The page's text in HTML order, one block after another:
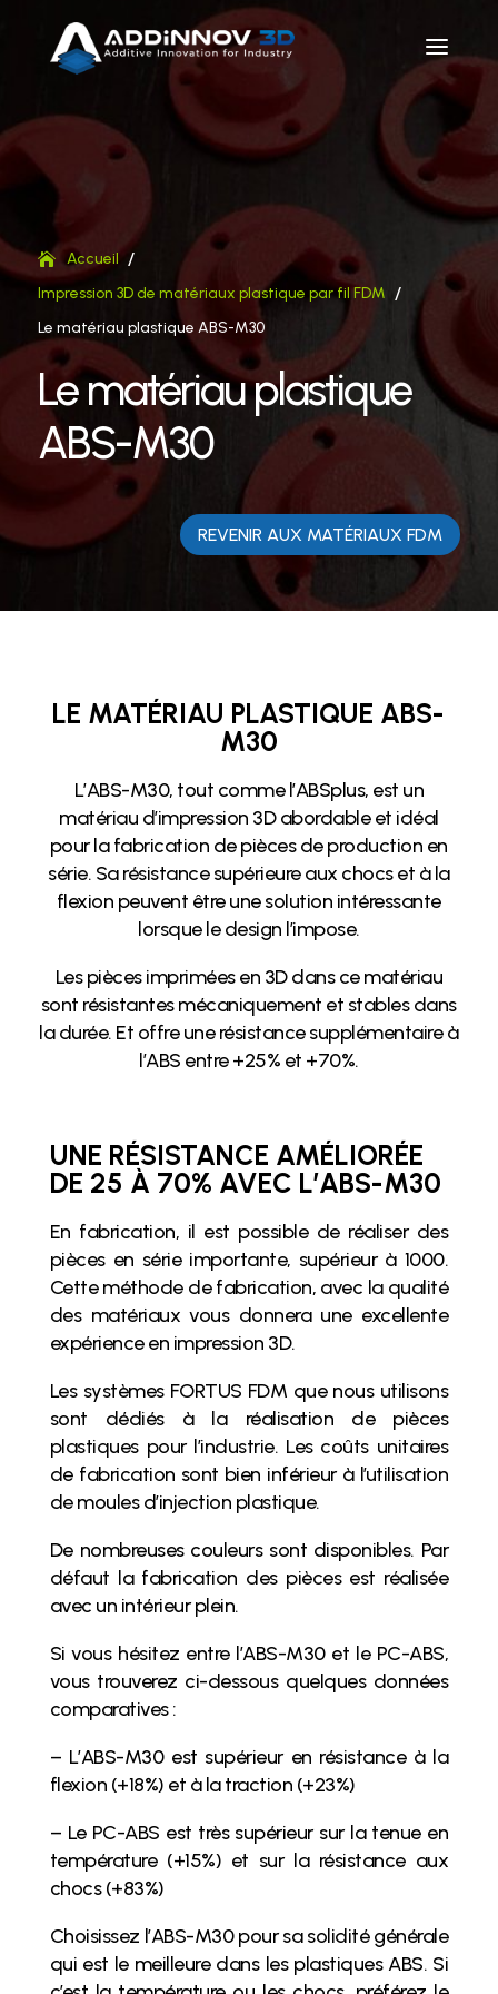
Accueil /
Impression 3D de matériaux plastique par fil FDM /
Le matériau plastique ABS-M30
Le matériau plastique
ABS-M30
REVENIR AUX MATÉRIAUX FDM
LE MATÉRIAU PLASTIQUE ABS-
M30
L’ABS-M30, tout comme l’ABSplus, est un
matériau d’impression 3D abordable et idéal
pour la fabrication de pièces de production en
série. Sa résistance supérieure aux chocs et à la
flexion peuvent être une solution intéressante
lorsque le design l’impose.
Les pièces imprimées en 3D dans ce matériau
sont résistantes mécaniquement et stables dans
la durée. Et offre une résistance supplémentaire à
l’ABS entre +25% et +70%.
UNE RÉSISTANCE AMÉLIORÉE
DE 25 À 70% AVEC L’ABS-M30
En fabrication, il est possible de réaliser des
pièces en série importante, supérieur à 1000.
Cette méthode de fabrication, avec la qualité
des matériaux vous donnera une excellente
expérience en impression 3D.
Les systèmes FORTUS FDM que nous utilisons
sont dédiés à la réalisation de pièces
plastiques pour l’industrie. Les coûts unitaires
de fabrication sont bien inférieur à l’utilisation
de moules d’injection plastique.
De nombreuses couleurs sont disponibles. Par
défaut la fabrication des pièces est réalisée
avec un intérieur plein.
Si vous hésitez entre l’ABS-M30 et le PC-ABS,
vous trouverez ci-dessous quelques données
comparatives :
– L’ABS-M30 est supérieur en résistance à la
flexion (+18%) et à la traction (+23%)
– Le PC-ABS est très supérieur sur la tenue en
température (+15%) et sur la résistance aux
chocs (+83%)
Choisissez l’ABS-M30 pour sa solidité générale
qui est le meilleure dans les plastiques ABS. Si